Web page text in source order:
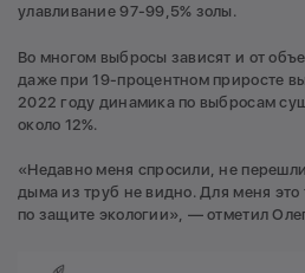
улавливание 97-99,5% золы.
Во многом выбросы зависят и от
даже при 19-процентном приросте
2022 году динамика по выбросам
около 12%.
«Недавно меня спросили, не
дыма из труб не видно. Для меня
по защите экологии», — отметил